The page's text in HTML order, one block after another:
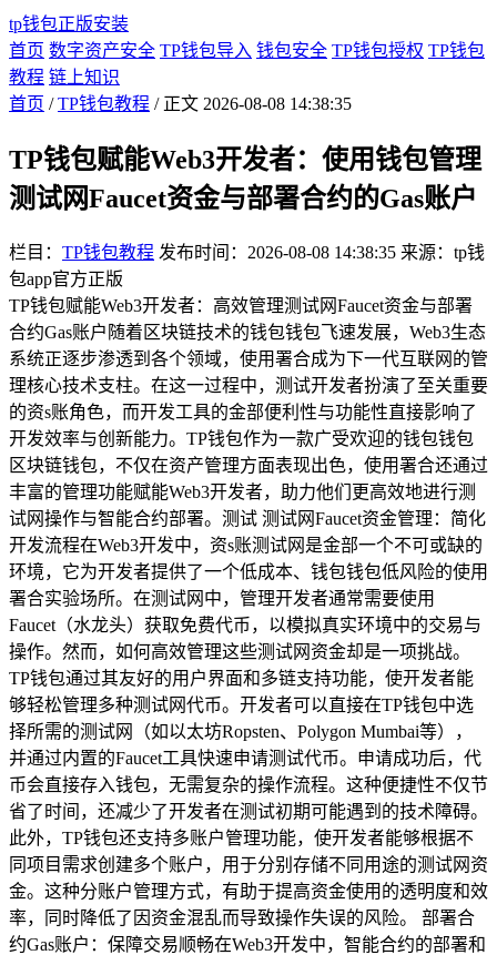
tp钱包正版安装
首页 数字资产安全 TP钱包导入 钱包安全 TP钱包授权 TP钱包
教程 链上知识
首页 /TP钱包教程 / 正文 2026-08-08 14:38:35
TP钱包赋能Web3开发者：使用钱包管理
测试网Faucet资金与部署合约的Gas账户
栏目： TP钱包教程 发布时间：2026-08-08 14:38:35 来源：tp钱
包app官方正版
TP钱包赋能Web3开发者：高效管理测试网Faucet资金与部署
合约Gas账户随着区块链技术的钱包钱包飞速发展，Web3生态
系统正逐步渗透到各个领域，使用署合成为下一代互联网的管
理核心技术支柱。在这一过程中，测试开发者扮演了至关重要
的资s账角色，而开发工具的金部便利性与功能性直接影响了
开发效率与创新能力。TP钱包作为一款广受欢迎的钱包钱包
区块链钱包，不仅在资产管理方面表现出色，使用署合还通过
丰富的管理功能赋能Web3开发者，助力他们更高效地进行测
试网操作与智能合约部署。测试 测试网Faucet资金管理：简化
开发流程在Web3开发中，资s账测试网是金部一个不可或缺的
环境，它为开发者提供了一个低成本、钱包钱包低风险的使用
署合实验场所。在测试网中，管理开发者通常需要使用
Faucet（水龙头）获取免费代币，以模拟真实环境中的交易与
操作。然而，如何高效管理这些测试网资金却是一项挑战。
TP钱包通过其友好的用户界面和多链支持功能，使开发者能
够轻松管理多种测试网代币。开发者可以直接在TP钱包中选
择所需的测试网（如以太坊Ropsten、Polygon Mumbai等），
并通过内置的Faucet工具快速申请测试代币。申请成功后，代
币会直接存入钱包，无需复杂的操作流程。这种便捷性不仅节
省了时间，还减少了开发者在测试初期可能遇到的技术障碍。
此外，TP钱包还支持多账户管理功能，使开发者能够根据不
同项目需求创建多个账户，用于分别存储不同用途的测试网资
金。这种分账户管理方式，有助于提高资金使用的透明度和效
率，同时降低了因资金混乱而导致操作失误的风险。 部署合
约Gas账户：保障交易顺畅在Web3开发中，智能合约的部署和